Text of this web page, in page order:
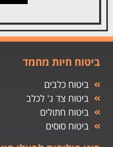
ביטוח חיות מחמד
ביטוח כלבים
ביטוח צד ג' לכלב
ביטוח חתולים
ביטוח סוסים